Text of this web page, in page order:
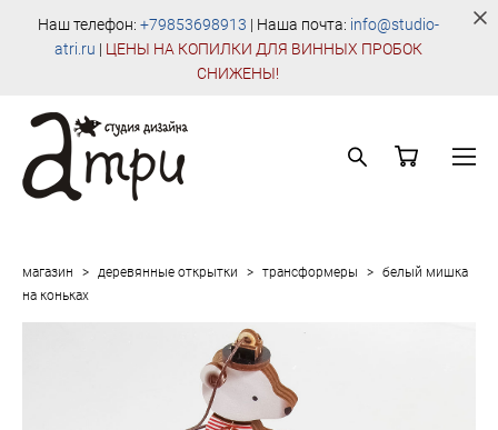
Наш телефон: +79853698913 | Наша почта: info@studio-
atri.ru | ЦЕНЫ НА КОПИЛКИ ДЛЯ ВИННЫХ ПРОБОК
СНИЖЕНЫ!
магазин > деревянные открытки > трансформеры > белый мишка
на коньках